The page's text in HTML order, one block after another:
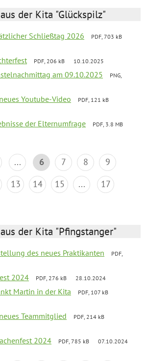
der Kita "Glückspilz"
Schließtag 2026
PDF, 703 kB
PDF, 206 kB 10.10.2025
am 09.10.2025
PNG,
Youtube-Video
PDF, 121 kB
der Elternumfrage
PDF, 3.8 MB
... 6 7 8
9
13 14 15 ... 17
der Kita "Pfingstanger"
des neues Praktikanten
PDF,
2024 PDF, 276 kB 28.10.2024
Martin in der Kita
PDF, 107 kB
Teammitglied
PDF, 214 kB
2024 PDF, 785 kB 07.10.2024